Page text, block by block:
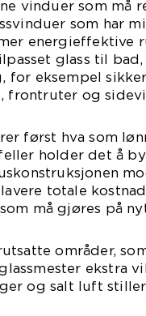
vinduer som må
som har
energieffektive
glass til
for eksempel
frontruter og
først hva som
holder det å
totale
må gjøres på
områder,
ekstra
og salt luft